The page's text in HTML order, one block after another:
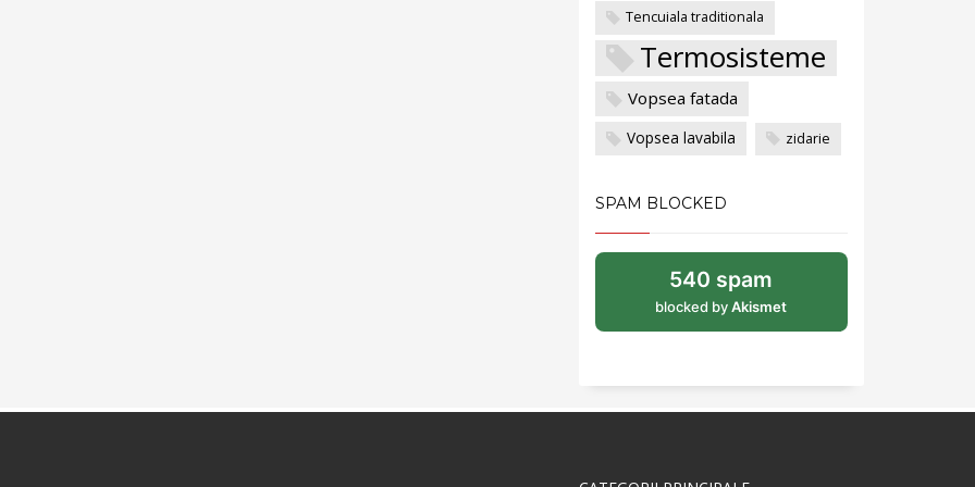
Tencuiala traditionala
Termosisteme
Vopsea fatada
Vopsea lavabila zidarie
SPAM BLOCKED
540 spam
blocked byAkismet